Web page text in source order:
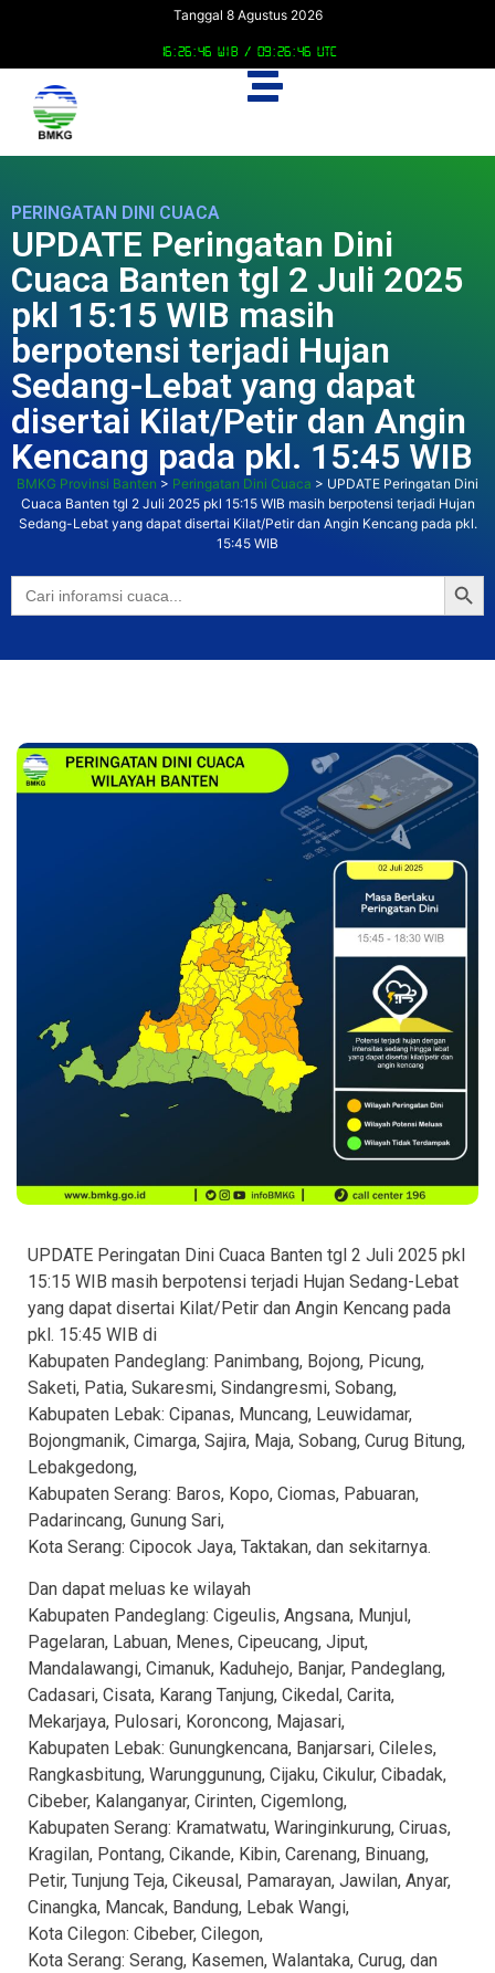
Tanggal 8 Agustus 2026
16:26:46 WIB / 09:26:46 UTC
PERINGATAN DINI CUACA
UPDATE Peringatan Dini
Cuaca Banten tgl 2 Juli 2025
pkl 15:15 WIB masih
berpotensi terjadi Hujan
Sedang-Lebat yang dapat
disertai Kilat/Petir dan Angin
Kencang pada pkl. 15:45 WIB
BMKG Provinsi Banten > Peringatan Dini Cuaca > UPDATE Peringatan Dini
Cuaca Banten tgl 2 Juli 2025 pkl 15:15 WIB masih berpotensi terjadi Hujan
Sedang-Lebat yang dapat disertai Kilat/Petir dan Angin Kencang pada pkl.
15:45 WIB
Search
for:
UPDATE Peringatan Dini Cuaca Banten tgl 2 Juli 2025 pkl
15:15 WIB masih berpotensi terjadi Hujan Sedang-Lebat
yang dapat disertai Kilat/Petir dan Angin Kencang pada
pkl. 15:45 WIB di
Kabupaten Pandeglang: Panimbang, Bojong, Picung,
Saketi, Patia, Sukaresmi, Sindangresmi, Sobang,
Kabupaten Lebak: Cipanas, Muncang, Leuwidamar,
Bojongmanik, Cimarga, Sajira, Maja, Sobang, Curug Bitung,
Lebakgedong,
Kabupaten Serang: Baros, Kopo, Ciomas, Pabuaran,
Padarincang, Gunung Sari,
Kota Serang: Cipocok Jaya, Taktakan, dan sekitarnya.
Dan dapat meluas ke wilayah
Kabupaten Pandeglang: Cigeulis, Angsana, Munjul,
Pagelaran, Labuan, Menes, Cipeucang, Jiput,
Mandalawangi, Cimanuk, Kaduhejo, Banjar, Pandeglang,
Cadasari, Cisata, Karang Tanjung, Cikedal, Carita,
Mekarjaya, Pulosari, Koroncong, Majasari,
Kabupaten Lebak: Gunungkencana, Banjarsari, Cileles,
Rangkasbitung, Warunggunung, Cijaku, Cikulur, Cibadak,
Cibeber, Kalanganyar, Cirinten, Cigemlong,
Kabupaten Serang: Kramatwatu, Waringinkurung, Ciruas,
Kragilan, Pontang, Cikande, Kibin, Carenang, Binuang,
Petir, Tunjung Teja, Cikeusal, Pamarayan, Jawilan, Anyar,
Cinangka, Mancak, Bandung, Lebak Wangi,
Kota Cilegon: Cibeber, Cilegon,
Kota Serang: Serang, Kasemen, Walantaka, Curug, dan